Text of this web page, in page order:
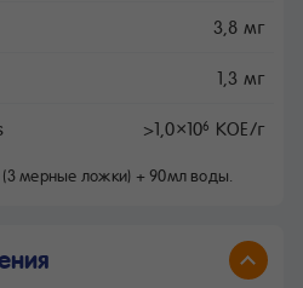
3,8 мг
1,3 мг
>1,0×106 КОЕ/г
мерные ложки) + 90мл воды.